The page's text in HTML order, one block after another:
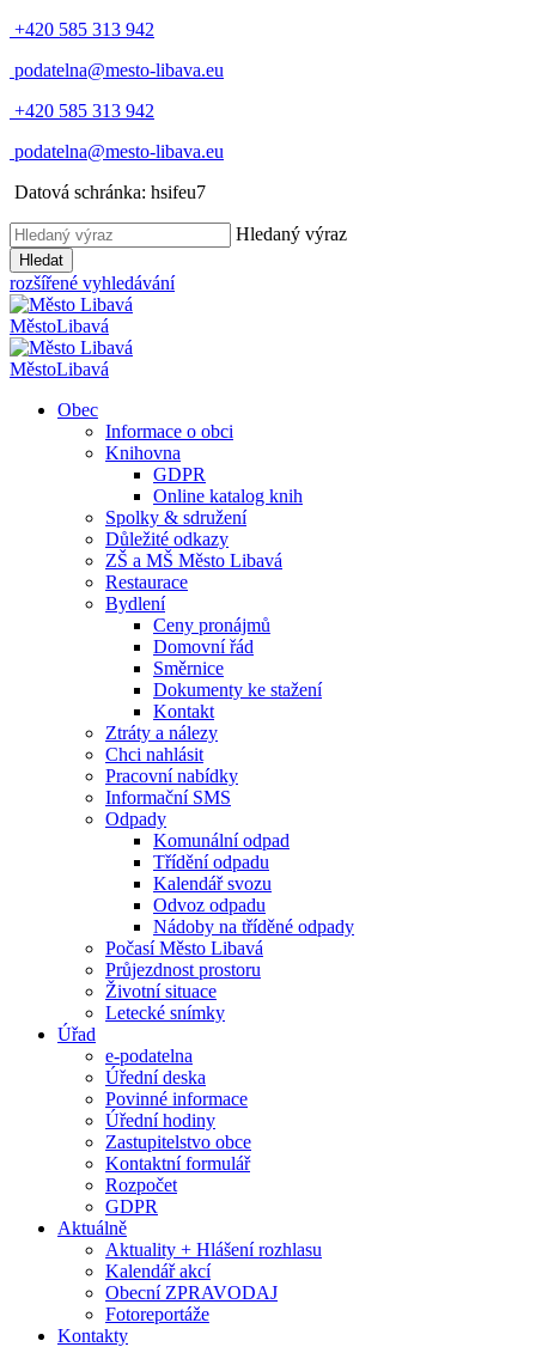
+420 585 313 942
podatelna@mesto-libava.eu
+420 585 313 942
podatelna@mesto-libava.eu
Datová schránka: hsifeu7
Hledaný výraz
Hledat
rozšířené vyhledávání
MěstoLibavá
MěstoLibavá
Obec
Informace o obci
Knihovna
GDPR
Online katalog knih
Spolky & sdružení
Důležité odkazy
ZŠ a MŠ Město Libavá
Restaurace
Bydlení
Ceny pronájmů
Domovní řád
Směrnice
Dokumenty ke stažení
Kontakt
Ztráty a nálezy
Chci nahlásit
Pracovní nabídky
Informační SMS
Odpady
Komunální odpad
Třídění odpadu
Kalendář svozu
Odvoz odpadu
Nádoby na tříděné odpady
Počasí Město Libavá
Průjezdnost prostoru
Životní situace
Letecké snímky
Úřad
e-podatelna
Úřední deska
Povinné informace
Úřední hodiny
Zastupitelstvo obce
Kontaktní formulář
Rozpočet
GDPR
Aktuálně
Aktuality + Hlášení rozhlasu
Kalendář akcí
Obecní ZPRAVODAJ
Fotoreportáže
Kontakty